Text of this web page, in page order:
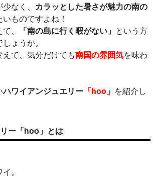
なく、 カラッとした暑さが魅力の南の
ものですよね！
、
「南の島に行く暇がない」 という方
ょうか。
て、気分だけでも南国の雰囲気を味わ
ハワイアンジュエリー 「hoo」 を紹介し
ー「hoo」とは
。